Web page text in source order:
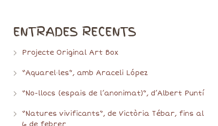
ENTRADES RECENTS
Projecte Original Art Box
“Aquarel·les”, amb Araceli López
“No-llocs (espais de l’anonimat)”, d’Albert Puntí
“Natures vivificants”, de Victòria Tébar, fins al
6 de febrer